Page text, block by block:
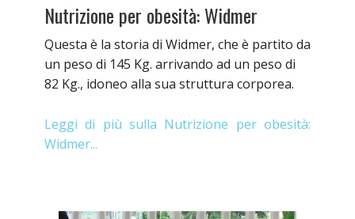
Nutrizione per obesità: Widmer
Questa è la storia di Widmer, che è partito da
un peso di 145 Kg. arrivando ad un peso di
82 Kg., idoneo alla sua struttura corporea.
Leggi di più sulla Nutrizione per obesità:
Widmer...